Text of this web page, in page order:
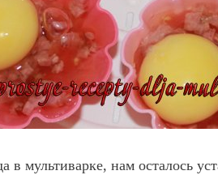
в мультиварке, нам осталось